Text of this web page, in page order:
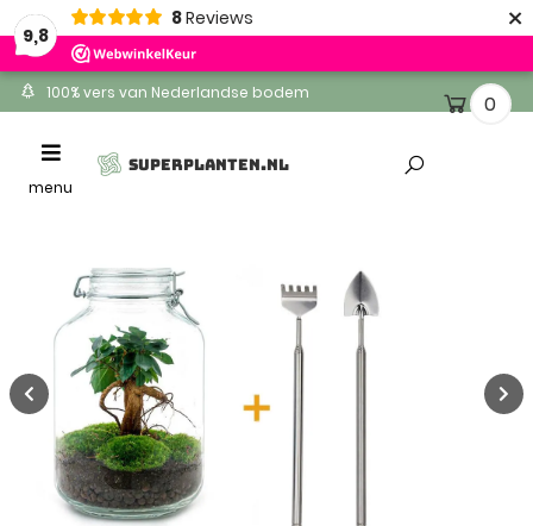
9,8
8Reviews ×
100% vers van Nederlandse bodem
Altijd gratis levering
Toggle
navigation
menu
SUPERPLANTEN.NL
0